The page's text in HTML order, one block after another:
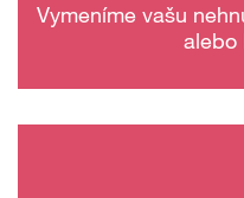
Vymeníme vašu
alebo